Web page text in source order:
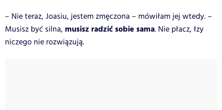
– Nie teraz, Joasiu, jestem zmęczona – mówiłam jej wtedy. –
Musisz być silna, musisz radzić sobie sama. Nie płacz, łzy
niczego nie rozwiązują.